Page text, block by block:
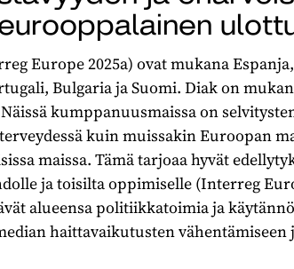
Europe 2025a) ovat mukana
Bulgaria ja Suomi. Diak on
kumppanuusmaissa on
kuin muissakin Euroopan
maissa. Tämä tarjoaa hyvät
ja toisilta oppimiselle (Interreg
alueensa politiikkatoimia ja
haittavaikutusten